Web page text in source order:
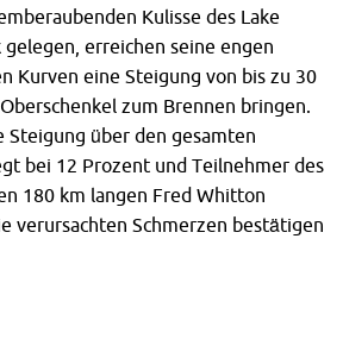
Kulisse des Lake
erreichen seine engen
Kurven eine Steigung von bis zu 30
zum Brennen bringen.
Steigung über den gesamten
bei 12 Prozent und Teilnehmer des
180 km langen Fred Whitton
verursachten Schmerzen bestätigen